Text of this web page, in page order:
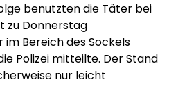
benutzten die Täter bei
zu Donnerstag
Bereich des Sockels
Polizei mitteilte. Der Stand
nur leicht